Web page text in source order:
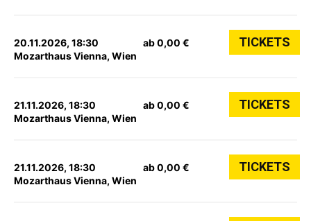
20.11.2026, 18:30
Mozarthaus Vienna, Wien
ab 0,00 € TICKETS
21.11.2026, 18:30
Mozarthaus Vienna, Wien
ab 0,00 € TICKETS
21.11.2026, 18:30
Mozarthaus Vienna, Wien
ab 0,00 € TICKETS